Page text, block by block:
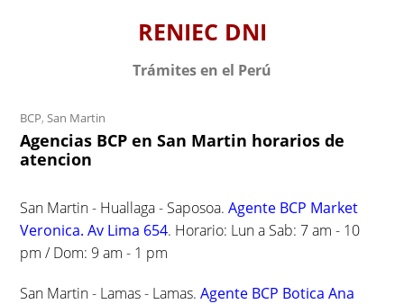
RENIEC DNI
Trámites en el Perú
BCP,San Martin
Agencias BCP en San Martin horarios de
atencion
San Martin - Huallaga - Saposoa.Agente BCP Market
Veronica. Av Lima 654. Horario: Lun a Sab: 7 am - 10
pm / Dom: 9 am - 1 pm
San Martin - Lamas - Lamas.Agente BCP Botica Ana